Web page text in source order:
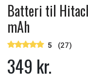
Batteri til
mAh
5 (27)
349 kr.